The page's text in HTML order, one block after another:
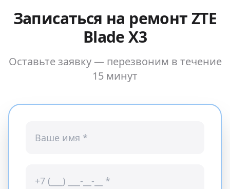
Записаться на ремонтZTE
Blade X3
Оставьте заявку — перезвоним в течение
15 минут